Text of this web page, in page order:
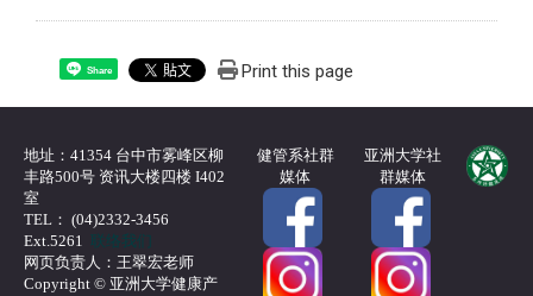
Share Print this page
地址：41354 台中市雾峰区柳
丰路500号 资讯大楼四楼 I402
室
TEL： (04)2332-3456
Ext.5261联络我们
网页负责人：王翠宏老师
Copyright © 亚洲大学健康产
健管系社群
媒体
亚洲大学社
群媒体